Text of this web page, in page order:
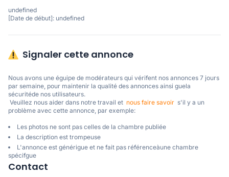
undefined
[Date de début]: undefined
Signaler cette annonce
Nous avons une éguipe de modérateurs qui vérifent nos annonces 7 jours
par semaine, pour maintenir la qualité des annonces ainsi guela
sécuritéde nos utilisateurs.
Veuillez nous aider dans notre travail et nous faire savoir
  s'il y a un
problème avec cette annonce, par exemple:
Les photos ne sont pas celles de la chambre publiée
La description est trompeuse
L'annonce est générigue et ne fait pas référenceàune chambre
spécifgue
Contact